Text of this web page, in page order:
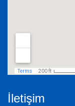
İletişim